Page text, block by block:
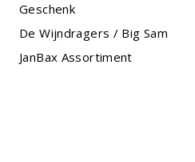
Geschenk
De Wijndragers / Big Sam
JanBax Assortiment